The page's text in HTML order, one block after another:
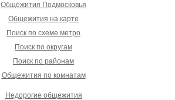
Общежития Подмосковья
Общежития на карте
Поиск по схеме метро
Поиск по округам
Поиск по районам
Общежития по комнатам
Недорогие общежития